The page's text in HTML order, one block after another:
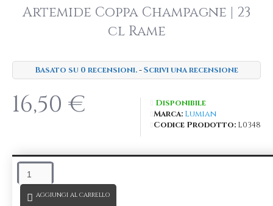
Artemide Coppa Champagne | 23
cl Rame
Basato su 0 recensioni.-Scrivi una recensione
16,50 €
Disponibile
Marca: Lumian
Codice Prodotto: L0348
AGGIUNGI AL CARRELLO
DESCRIZIONE